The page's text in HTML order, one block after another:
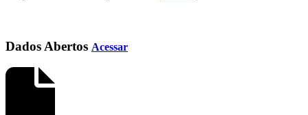
Dados Abertos Acessar